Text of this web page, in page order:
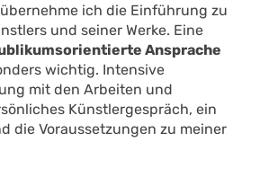
ich die Einführung zu
und seiner Werke. Eine
Ansprache
wichtig. Intensive
mit den Arbeiten und
Künstlergespräch, ein
die Voraussetzungen zu meiner